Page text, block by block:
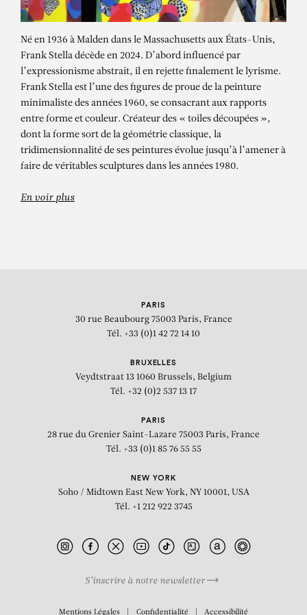
FRANK STELLA
Né en 1936 à Malden dans le Massachusetts aux États-Unis,
Frank Stella décède en 2024. D’abord influencé par
l’expressionisme abstrait, il en rejette finalement le lyrisme.
Frank Stella est l’une des figures de proue de la peinture
minimaliste des années 1960, se consacrant aux rapports
entre forme et couleur. Créateur des « toiles découpées »,
dont la forme sort de la géométrie classique, la
tridimensionnalité de ses peintures évolue jusqu’à l’amener à
faire de véritables sculptures dans les années 1980.
En voir plus
PARIS
30 rue Beaubourg 75003 Paris, France
Tél. +33 (0)1 42 72 14 10
BRUXELLES
Veydtstraat 13 1060 Brussels, Belgium
Tél. +32 (0)2 537 13 17
PARIS
28 rue du Grenier Saint-Lazare 75003 Paris, France
Tél. +33 (0)1 85 76 55 55
NEW YORK
Soho / Midtown East New York, NY 10001, USA
Tél. +1 212 922 3745
S’inscrire à notre newsletter
Mentions Légales Confidentialité Accessibilité